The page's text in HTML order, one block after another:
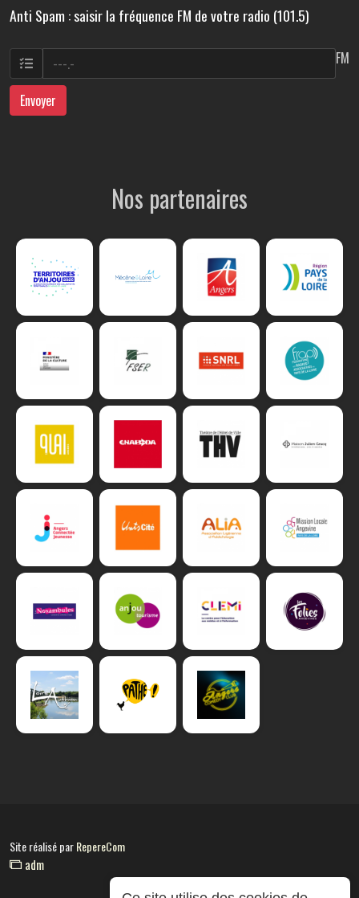
Anti Spam : saisir la fréquence FM de votre radio (101.5)
FM
Envoyer
Nos partenaires
Site réalisé parRepereCom
adm